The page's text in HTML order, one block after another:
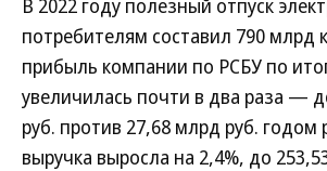
В 2022 году полезный отпуск
потребителям составил 790 млрд
прибыль компании по РСБУ по
увеличилась почти в два раза —
руб. против 27,68 млрд руб. годом
выручка выросла на 2,4%, до